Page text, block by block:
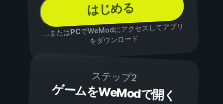
はじめる
...またはPCでWeModにアクセスしてアプリ
をダウンロード
ステップ2
ゲームをWeModで開く